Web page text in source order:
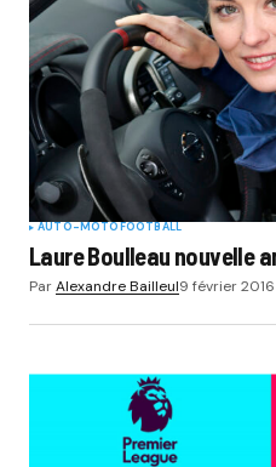
AUTO-MOTOFOOTBALL
Laure Boulleau nouvelle
ParAlexandre Bailleul9 février 2016